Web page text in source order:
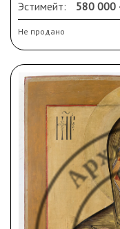
Сохранность:
сколы; осыпи;
вмешательства.
25:34–35):
Моего,
Небесное от
дали Мне есть».
У Богоматери:
Господи Иисусе
всякия славы,
[Моему]».
У Иоанна
Эстимейт: 580 000
Не продано